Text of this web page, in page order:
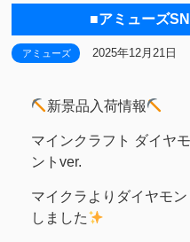
■アミューズ
アミューズ 2025年12月21日
新景品入荷情報
マインクラフト ダイヤ
ントver.
マイクラよりダイヤモ
しました